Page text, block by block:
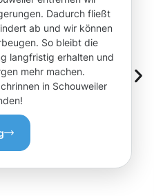
Dadurch fließt
ab und wir können
So bleibt die
langfristig erhalten und
mehr machen.
in Schouweiler